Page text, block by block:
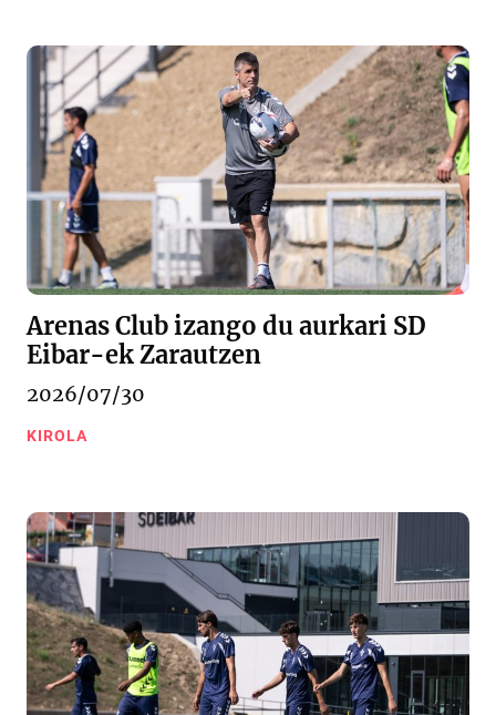
Arenas Club izango du aurkari SD
Eibar-ek Zarautzen
2026/07/30
KIROLA